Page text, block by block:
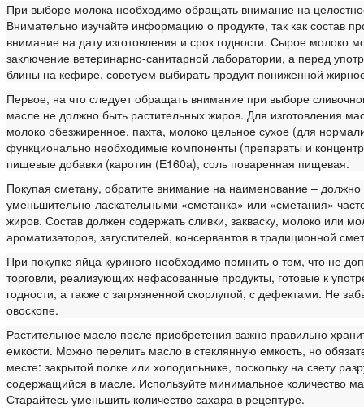
При выборе молока необходимо обращать внимание на
Внимательно изучайте информацию о продукте, так как состав
внимание на дату изготовления и срок годности. Сырое молоко
заключение ветеринарно-санитарной лаборатории, а перед
блины на кефире, советуем выбирать продукт пониженной
Первое, на что следует обращать внимание при выборе
масле не должно быть растительных жиров. Для изготовления
молоко обезжиренное, пахта, молоко цельное сухое (для
функционально необходимые компоненты (препараты и
пищевые добавки (каротин (Е160а), соль поваренная пищевая.
Покупая сметану, обратите внимание на наименование –
уменьшительно-ласкательными «сметанка» или «сметания»
жиров. Состав должен содержать сливки, закваску, молоко или
ароматизаторов, загустителей, консервантов в традиционной
При покупке яйца куриного необходимо помнить о том, что не
торговли, реализующих нефасованные продукты, готовые к
годности, а также с загрязненной скорлупой, с дефектами. Не
овоскопе.
Растительное масло после приобретения важно правильно
емкости. Можно перелить масло в стеклянную емкость, но
месте: закрытой полке или холодильнике, поскольку на свету
содержащийся в масле. Используйте минимальное количество
Старайтесь уменьшить количество сахара в рецептуре.